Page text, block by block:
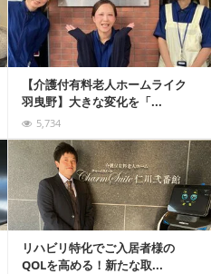
【介護付有料老人ホームライク
羽曳野】大きな変化を「...
5,734
リハビリ特化でご入居者様の
QOLを高める！新たな取...